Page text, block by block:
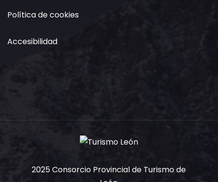
Política de cookies
Accesibilidad
2025 Consorcio Provincial de Turismo de